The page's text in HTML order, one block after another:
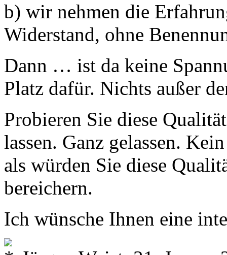
b) wir nehmen die
Widerstand, ohne
Dann … ist da keine
Platz dafür. Nichts außer
Probieren Sie diese
lassen. Ganz gelassen.
als würden Sie diese
bereichern.
Ich wünsche Ihnen eine